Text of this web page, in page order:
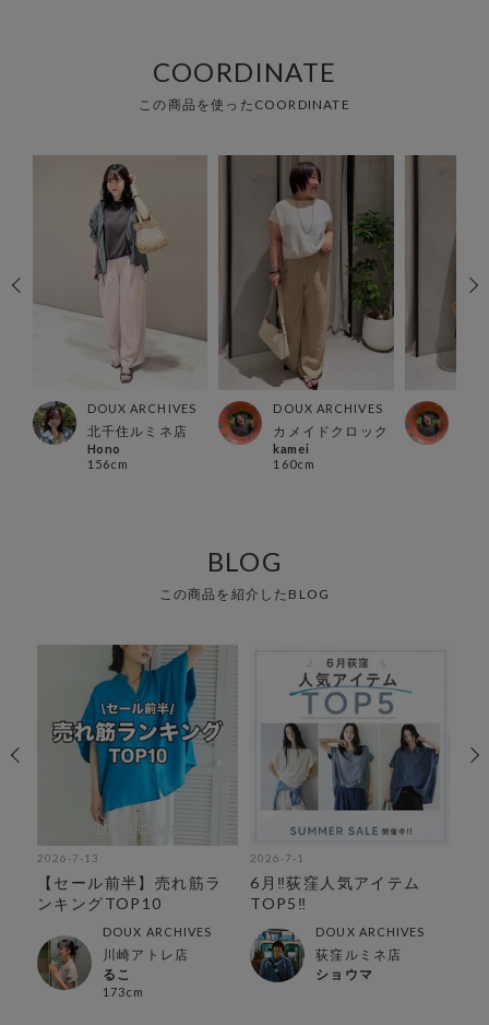
COORDINATE
この商品を使ったCOORDINATE
DOUX ARCHIVES
北千住ルミネ店
Hono
156cm
DOUX ARCHIVES
カメイドクロック
kamei
160cm
BLOG
この商品を紹介したBLOG
2026-7-13
【セール前半】売れ筋ラ
ンキングTOP10
DOUX ARCHIVES
川崎アトレ店
るこ
173cm
2026-7-1
6月‼︎荻窪人気アイテム
TOP5‼︎
DOUX ARCHIVES
荻窪ルミネ店
ショウマ